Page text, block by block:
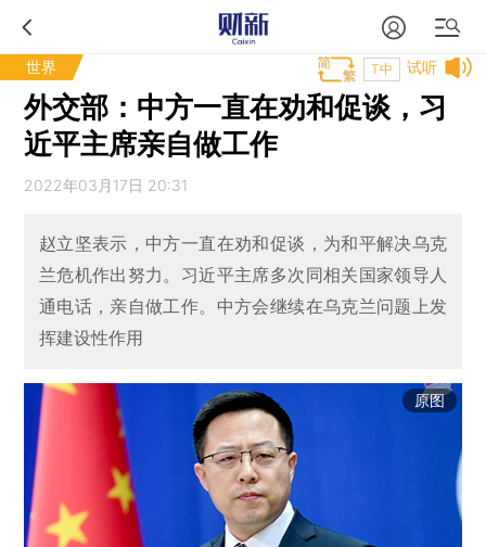
世界 试听
T中
外交部：中方一直在劝和促谈，习
近平主席亲自做工作
2022年03月17日 20:31
赵立坚表示，中方一直在劝和促谈，为和平解决乌克
兰危机作出努力。习近平主席多次同相关国家领导人
通电话，亲自做工作。中方会继续在乌克兰问题上发
挥建设性作用
原图